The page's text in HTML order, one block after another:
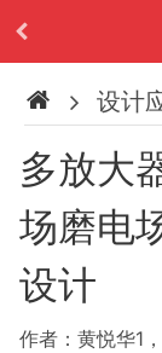
设计
多放大
场磨电
设计
作者：黄悦华1